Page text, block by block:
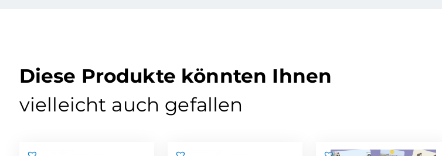
Diese Produkte könnten Ihnen
vielleicht auch gefallen